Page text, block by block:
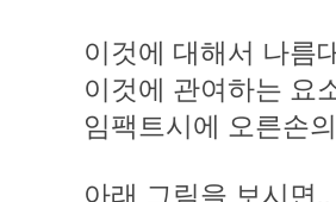
이것에 대해서 나름
이것에 관여하는 요
임팩트시에 오른손
아래 그림을 보시면,,